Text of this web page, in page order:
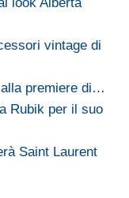
vintage di
premiere di…
Rubik per il suo
Saint Laurent